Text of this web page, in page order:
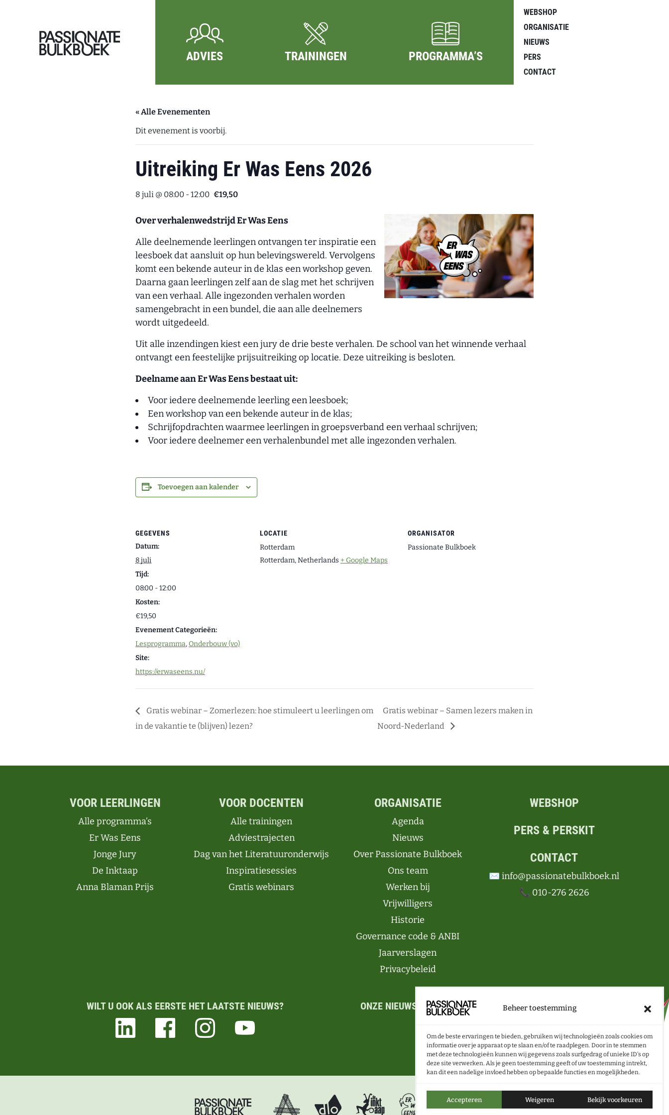
Beheer toestemming
Om de beste ervaringen te bieden, gebruiken wij technologieën zoals cookies om
informatie over je apparaat op te slaan en/of te raadplegen. Door in te stemmen
met deze technologieën kunnen wij gegevens zoals surfgedrag of unieke ID's op
deze site verwerken. Als je geen toestemming geeft of uw toestemming intrekt,
kan dit een nadelige invloed hebben op bepaalde functies en mogelijkheden.
Accepteren Weigeren Bekijk voorkeuren
Passionate Bulkboek
ADVIES TRAININGEN PROGRAMMA’S
WEBSHOP
ORGANISATIE
NIEUWS
PERS
CONTACT
« Alle Evenementen
Dit evenement is voorbij.
Uitreiking Er Was Eens 2026
8 juli @ 08:00 - 12:00 €19,50
Over verhalenwedstrijd Er Was Eens
Alle deelnemende leerlingen ontvangen ter inspiratie een
leesboek dat aansluit op hun belevingswereld. Vervolgens
komt een bekende auteur in de klas een workshop geven.
Daarna gaan leerlingen zelf aan de slag met het schrijven
van een verhaal. Alle ingezonden verhalen worden
samengebracht in een bundel, die aan alle deelnemers
wordt uitgedeeld.
Uit alle inzendingen kiest een jury de drie beste verhalen. De school van het winnende verhaal
ontvangt een feestelijke prijsuitreiking op locatie. Deze uitreiking is besloten.
Deelname aan Er Was Eens bestaat uit:
Voor iedere deelnemende leerling een leesboek;
Een workshop van een bekende auteur in de klas;
Schrijfopdrachten waarmee leerlingen in groepsverband een verhaal schrijven;
Voor iedere deelnemer een verhalenbundel met alle ingezonden verhalen.
Toevoegen aan kalender
GEGEVENS
Datum:
8 juli
Tijd:
08:00 - 12:00
Kosten:
€19,50
Evenement Categorieën:
Lesprogramma,Onderbouw (vo)
Site:
https://erwaseens.nu/
LOCATIE
Rotterdam
Rotterdam,Netherlands + Google Maps
ORGANISATOR
Passionate Bulkboek
Gratis webinar – Zomerlezen: hoe stimuleert u leerlingen om
in de vakantie te (blijven) lezen?
Gratis webinar – Samen lezers maken in
Noord-Nederland
VOOR LEERLINGEN
Alle programma’s
Er Was Eens
Jonge Jury
De Inktaap
Anna Blaman Prijs
VOOR DOCENTEN
Alle trainingen
Adviestrajecten
Dag van het Literatuuronderwijs
Inspiratiesessies
Gratis webinars
ORGANISATIE
Agenda
Nieuws
Over Passionate Bulkboek
Ons team
Werken bij
Vrijwilligers
Historie
Governance code & ANBI
Jaarverslagen
Privacybeleid
WEBSHOP
PERS & PERSKIT
CONTACT
✉️ info@passionatebulkboek.nl
📞 010-276 2626
WILT U OOK ALS EERSTE HET LAATSTE NIEUWS? ONZE NIEUWSBRIEF VOL BOEKEN- EN LESTIPS ONTVANGEN?